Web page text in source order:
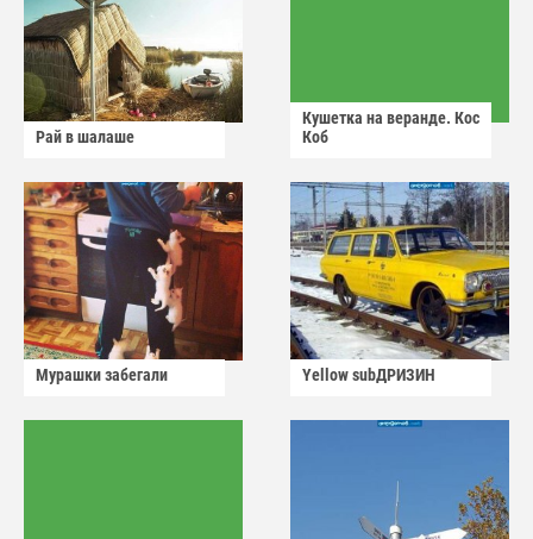
Рай в шалаше
Кушетка на веранде. Кос
Коб
Мурашки забегали Yellow subДРИЗИН